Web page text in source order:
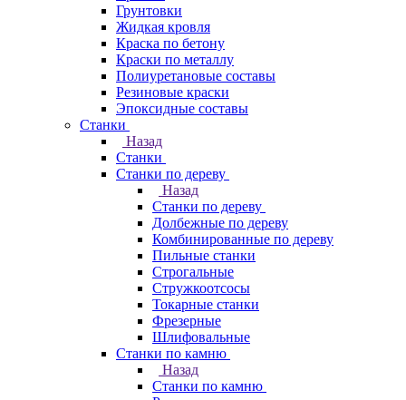
Грунтовки
Жидкая кровля
Краска по бетону
Краски по металлу
Полиуретановые составы
Резиновые краски
Эпоксидные составы
Станки
Назад
Станки
Станки по дереву
Назад
Станки по дереву
Долбежные по дереву
Комбинированные по дереву
Пильные станки
Строгальные
Стружкоотсосы
Токарные станки
Фрезерные
Шлифовальные
Станки по камню
Назад
Станки по камню